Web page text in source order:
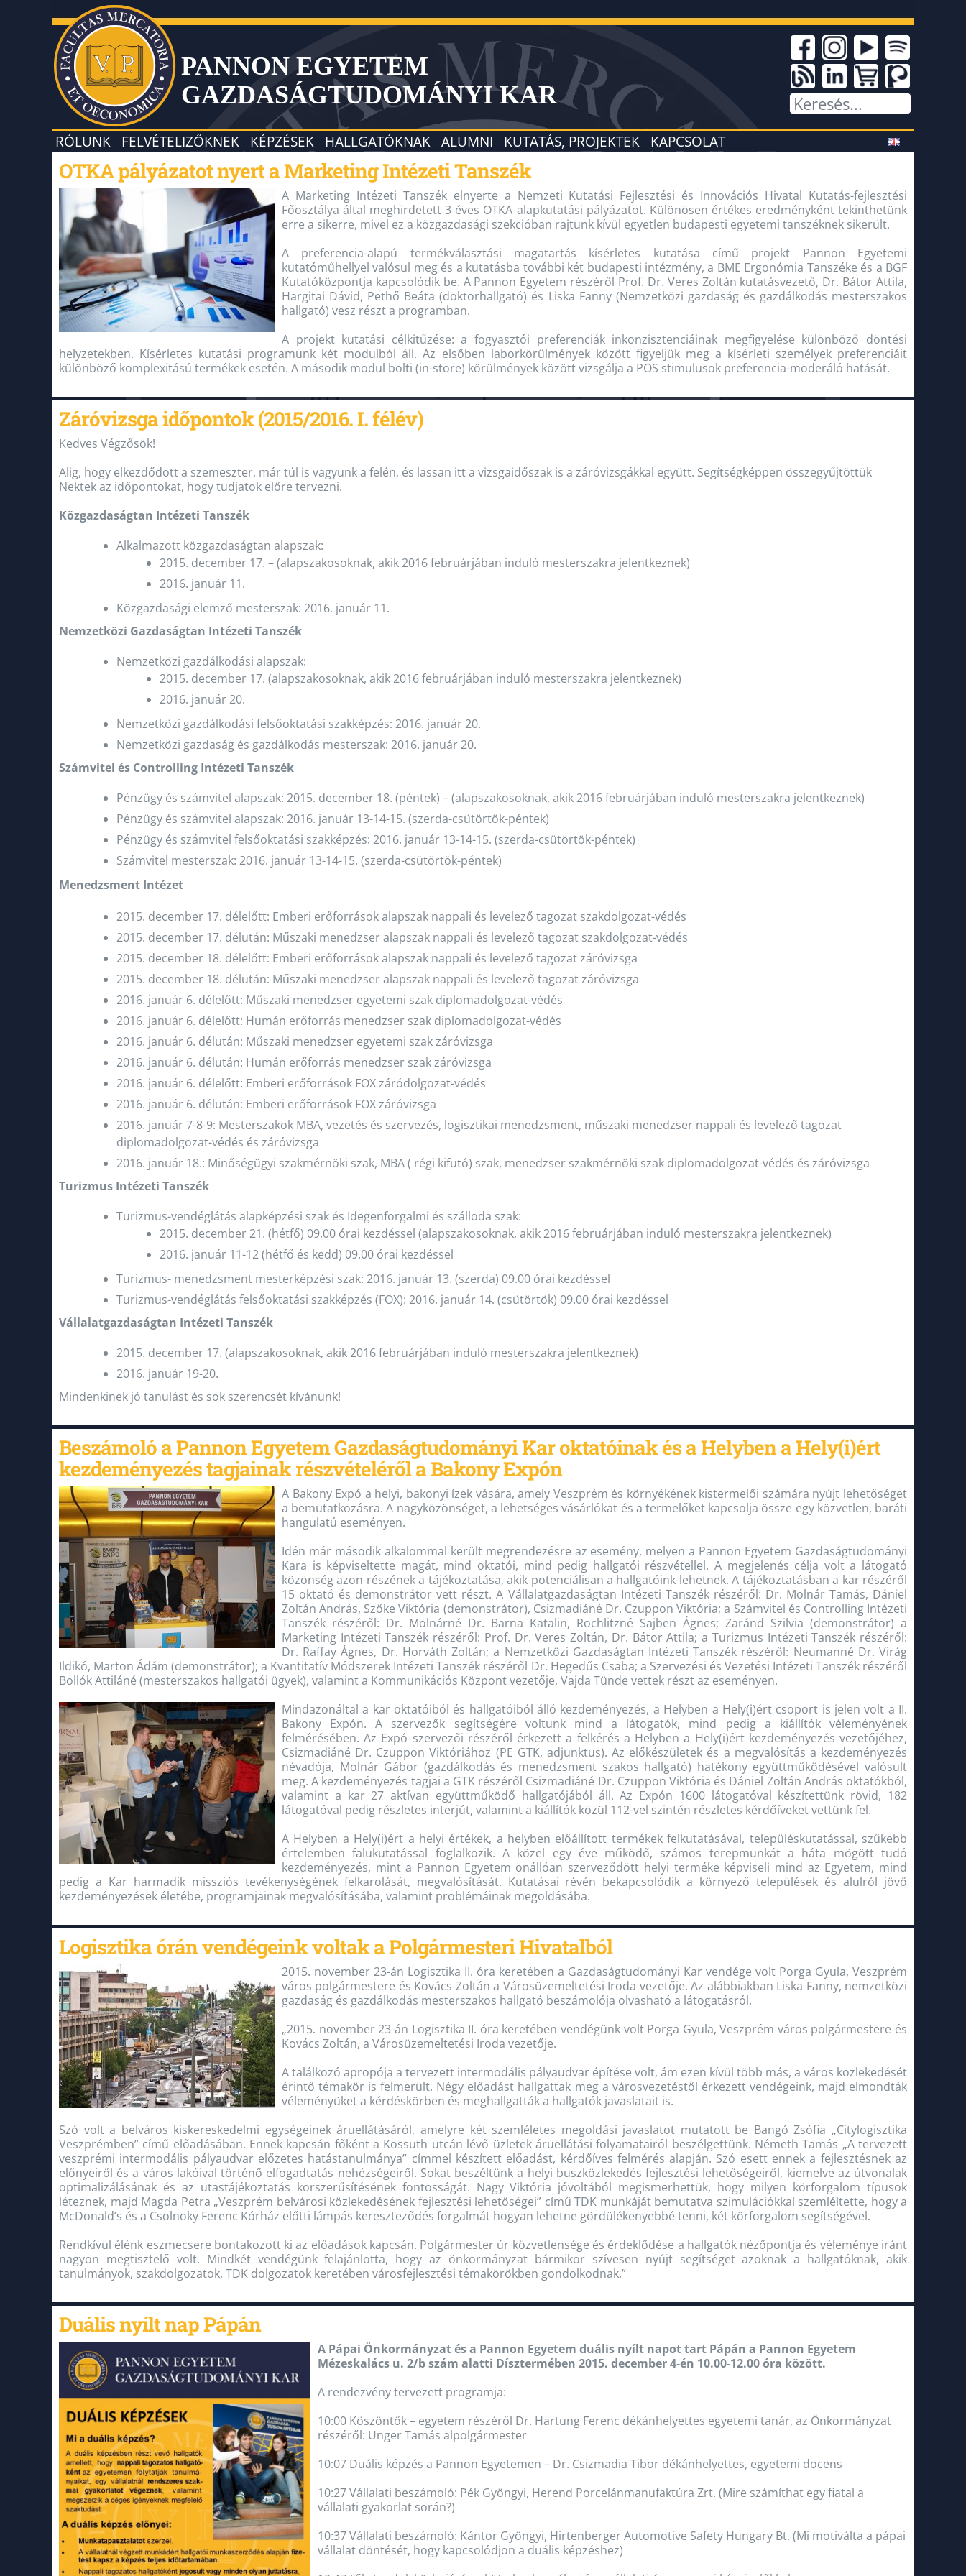
PANNON EGYETEM
GAZDASÁGTUDOMÁNYI KAR
RÓLUNK FELVÉTELIZŐKNEK KÉPZÉSEK HALLGATÓKNAK ALUMNI KUTATÁS, PROJEKTEK KAPCSOLAT
OTKA pályázatot nyert a Marketing Intézeti Tanszék
A Marketing Intézeti Tanszék elnyerte a Nemzeti Kutatási Fejlesztési és Innovációs Hivatal Kutatás-fejlesztési
Főosztálya által meghirdetett 3 éves OTKA alapkutatási pályázatot. Különösen értékes eredményként tekinthetünk
erre a sikerre, mivel ez a közgazdasági szekcióban rajtunk kívül egyetlen budapesti egyetemi tanszéknek sikerült.
A preferencia-alapú termékválasztási magatartás kísérletes kutatása című projekt Pannon Egyetemi
kutatóműhellyel valósul meg és a kutatásba további két budapesti intézmény, a BME Ergonómia Tanszéke és a BGF
Kutatóközpontja kapcsolódik be. A Pannon Egyetem részéről Prof. Dr. Veres Zoltán kutatásvezető, Dr. Bátor Attila,
Hargitai Dávid, Pethő Beáta (doktorhallgató) és Liska Fanny (Nemzetközi gazdaság és gazdálkodás mesterszakos
hallgató) vesz részt a programban.
A projekt kutatási célkitűzése: a fogyasztói preferenciák inkonzisztenciáinak megfigyelése különböző döntési
helyzetekben. Kísérletes kutatási programunk két modulból áll. Az elsőben laborkörülmények között figyeljük meg a kísérleti személyek preferenciáit
különböző komplexitású termékek esetén. A második modul bolti (in-store) körülmények között vizsgálja a POS stimulusok preferencia-moderáló hatását.
Záróvizsga időpontok (2015/2016. I. félév)
Kedves Végzősök!
Alig, hogy elkezdődött a szemeszter, már túl is vagyunk a felén, és lassan itt a vizsgaidőszak is a záróvizsgákkal együtt. Segítségképpen összegyűjtöttük
Nektek az időpontokat, hogy tudjatok előre tervezni.
Közgazdaságtan Intézeti Tanszék
Alkalmazott közgazdaságtan alapszak:
2015. december 17. – (alapszakosoknak, akik 2016 februárjában induló mesterszakra jelentkeznek)
2016. január 11.
Közgazdasági elemző mesterszak: 2016. január 11.
Nemzetközi Gazdaságtan Intézeti Tanszék
Nemzetközi gazdálkodási alapszak:
2015. december 17. (alapszakosoknak, akik 2016 februárjában induló mesterszakra jelentkeznek)
2016. január 20.
Nemzetközi gazdálkodási felsőoktatási szakképzés: 2016. január 20.
Nemzetközi gazdaság és gazdálkodás mesterszak: 2016. január 20.
Számvitel és Controlling Intézeti Tanszék
Pénzügy és számvitel alapszak: 2015. december 18. (péntek) – (alapszakosoknak, akik 2016 februárjában induló mesterszakra jelentkeznek)
Pénzügy és számvitel alapszak: 2016. január 13-14-15. (szerda-csütörtök-péntek)
Pénzügy és számvitel felsőoktatási szakképzés: 2016. január 13-14-15. (szerda-csütörtök-péntek)
Számvitel mesterszak: 2016. január 13-14-15. (szerda-csütörtök-péntek)
Menedzsment Intézet
2015. december 17. délelőtt: Emberi erőforrások alapszak nappali és levelező tagozat szakdolgozat-védés
2015. december 17. délután: Műszaki menedzser alapszak nappali és levelező tagozat szakdolgozat-védés
2015. december 18. délelőtt: Emberi erőforrások alapszak nappali és levelező tagozat záróvizsga
2015. december 18. délután: Műszaki menedzser alapszak nappali és levelező tagozat záróvizsga
2016. január 6. délelőtt: Műszaki menedzser egyetemi szak diplomadolgozat-védés
2016. január 6. délelőtt: Humán erőforrás menedzser szak diplomadolgozat-védés
2016. január 6. délután: Műszaki menedzser egyetemi szak záróvizsga
2016. január 6. délután: Humán erőforrás menedzser szak záróvizsga
2016. január 6. délelőtt: Emberi erőforrások FOX záródolgozat-védés
2016. január 6. délután: Emberi erőforrások FOX záróvizsga
2016. január 7-8-9: Mesterszakok MBA, vezetés és szervezés, logisztikai menedzsment, műszaki menedzser nappali és levelező tagozat
diplomadolgozat-védés és záróvizsga
2016. január 18.: Minőségügyi szakmérnöki szak, MBA ( régi kifutó) szak, menedzser szakmérnöki szak diplomadolgozat-védés és záróvizsga
Turizmus Intézeti Tanszék
Turizmus-vendéglátás alapképzési szak és Idegenforgalmi és szálloda szak:
2015. december 21. (hétfő) 09.00 órai kezdéssel (alapszakosoknak, akik 2016 februárjában induló mesterszakra jelentkeznek)
2016. január 11-12 (hétfő és kedd) 09.00 órai kezdéssel
Turizmus- menedzsment mesterképzési szak: 2016. január 13. (szerda) 09.00 órai kezdéssel
Turizmus-vendéglátás felsőoktatási szakképzés (FOX): 2016. január 14. (csütörtök) 09.00 órai kezdéssel
Vállalatgazdaságtan Intézeti Tanszék
2015. december 17. (alapszakosoknak, akik 2016 februárjában induló mesterszakra jelentkeznek)
2016. január 19-20.
Mindenkinek jó tanulást és sok szerencsét kívánunk!
Beszámoló a Pannon Egyetem Gazdaságtudományi Kar oktatóinak és a Helyben a Hely(i)ért
kezdeményezés tagjainak részvételéről a Bakony Expón
A Bakony Expó a helyi, bakonyi ízek vására, amely Veszprém és környékének kistermelői számára nyújt lehetőséget
a bemutatkozásra. A nagyközönséget, a lehetséges vásárlókat és a termelőket kapcsolja össze egy közvetlen, baráti
hangulatú eseményen.
Idén már második alkalommal került megrendezésre az esemény, melyen a Pannon Egyetem Gazdaságtudományi
Kara is képviseltette magát, mind oktatói, mind pedig hallgatói részvétellel. A megjelenés célja volt a látogató
közönség azon részének a tájékoztatása, akik potenciálisan a hallgatóink lehetnek. A tájékoztatásban a kar részéről
15 oktató és demonstrátor vett részt. A Vállalatgazdaságtan Intézeti Tanszék részéről: Dr. Molnár Tamás, Dániel
Zoltán András, Szőke Viktória (demonstrátor), Csizmadiáné Dr. Czuppon Viktória; a Számvitel és Controlling Intézeti
Tanszék részéről: Dr. Molnárné Dr. Barna Katalin, Rochlitzné Sajben Ágnes; Zaránd Szilvia (demonstrátor) a
Marketing Intézeti Tanszék részéről: Prof. Dr. Veres Zoltán, Dr. Bátor Attila; a Turizmus Intézeti Tanszék részéről:
Dr. Raffay Ágnes, Dr. Horváth Zoltán; a Nemzetközi Gazdaságtan Intézeti Tanszék részéről: Neumanné Dr. Virág
Ildikó, Marton Ádám (demonstrátor); a Kvantitatív Módszerek Intézeti Tanszék részéről Dr. Hegedűs Csaba; a Szervezési és Vezetési Intézeti Tanszék részéről
Bollók Attiláné (mesterszakos hallgatói ügyek), valamint a Kommunikációs Központ vezetője, Vajda Tünde vettek részt az eseményen.
Mindazonáltal a kar oktatóiból és hallgatóiból álló kezdeményezés, a Helyben a Hely(i)ért csoport is jelen volt a II.
Bakony Expón. A szervezők segítségére voltunk mind a látogatók, mind pedig a kiállítók véleményének
felmérésében. Az Expó szervezői részéről érkezett a felkérés a Helyben a Hely(i)ért kezdeményezés vezetőjéhez,
Csizmadiáné Dr. Czuppon Viktóriához (PE GTK, adjunktus). Az előkészületek és a megvalósítás a kezdeményezés
névadója, Molnár Gábor (gazdálkodás és menedzsment szakos hallgató) hatékony együttműködésével valósult
meg. A kezdeményezés tagjai a GTK részéről Csizmadiáné Dr. Czuppon Viktória és Dániel Zoltán András oktatókból,
valamint a kar 27 aktívan együttműködő hallgatójából áll. Az Expón 1600 látogatóval készítettünk rövid, 182
látogatóval pedig részletes interjút, valamint a kiállítók közül 112-vel szintén részletes kérdőíveket vettünk fel.
A Helyben a Hely(i)ért a helyi értékek, a helyben előállított termékek felkutatásával, településkutatással, szűkebb
értelemben falukutatással foglalkozik. A közel egy éve működő, számos terepmunkát a háta mögött tudó
kezdeményezés, mint a Pannon Egyetem önállóan szerveződött helyi terméke képviseli mind az Egyetem, mind
pedig a Kar harmadik missziós tevékenységének felkarolását, megvalósítását. Kutatásai révén bekapcsolódik a környező települések és alulról jövő
kezdeményezések életébe, programjainak megvalósításába, valamint problémáinak megoldásába.
Logisztika órán vendégeink voltak a Polgármesteri Hivatalból
2015. november 23-án Logisztika II. óra keretében a Gazdaságtudományi Kar vendége volt Porga Gyula, Veszprém
város polgármestere és Kovács Zoltán a Városüzemeltetési Iroda vezetője. Az alábbiakban Liska Fanny, nemzetközi
gazdaság és gazdálkodás mesterszakos hallgató beszámolója olvasható a látogatásról.
„2015. november 23-án Logisztika II. óra keretében vendégünk volt Porga Gyula, Veszprém város polgármestere és
Kovács Zoltán, a Városüzemeltetési Iroda vezetője.
A találkozó apropója a tervezett intermodális pályaudvar építése volt, ám ezen kívül több más, a város közlekedését
érintő témakör is felmerült. Négy előadást hallgattak meg a városvezetéstől érkezett vendégeink, majd elmondták
véleményüket a kérdéskörben és meghallgatták a hallgatók javaslatait is.
Szó volt a belváros kiskereskedelmi egységeinek áruellátásáról, amelyre két szemléletes megoldási javaslatot mutatott be Bangó Zsófia „Citylogisztika
Veszprémben” című előadásában. Ennek kapcsán főként a Kossuth utcán lévő üzletek áruellátási folyamatairól beszélgettünk. Németh Tamás „A tervezett
veszprémi intermodális pályaudvar előzetes hatástanulmánya” címmel készített előadást, kérdőíves felmérés alapján. Szó esett ennek a fejlesztésnek az
előnyeiről és a város lakóival történő elfogadtatás nehézségeiről. Sokat beszéltünk a helyi buszközlekedés fejlesztési lehetőségeiről, kiemelve az útvonalak
optimalizálásának és az utastájékoztatás korszerűsítésének fontosságát. Nagy Viktória jóvoltából megismerhettük, hogy milyen körforgalom típusok
léteznek, majd Magda Petra „Veszprém belvárosi közlekedésének fejlesztési lehetőségei” című TDK munkáját bemutatva szimulációkkal szemléltette, hogy a
McDonald’s és a Csolnoky Ferenc Kórház előtti lámpás kereszteződés forgalmát hogyan lehetne gördülékenyebbé tenni, két körforgalom segítségével.
Rendkívül élénk eszmecsere bontakozott ki az előadások kapcsán. Polgármester úr közvetlensége és érdeklődése a hallgatók nézőpontja és véleménye iránt
nagyon megtisztelő volt. Mindkét vendégünk felajánlotta, hogy az önkormányzat bármikor szívesen nyújt segítséget azoknak a hallgatóknak, akik
tanulmányok, szakdolgozatok, TDK dolgozatok keretében városfejlesztési témakörökben gondolkodnak.”
Duális nyílt nap Pápán
A Pápai Önkormányzat és a Pannon Egyetem duális nyílt napot tart Pápán a Pannon Egyetem
Mézeskalács u. 2/b szám alatti Dísztermében 2015. december 4-én 10.00-12.00 óra között.
A rendezvény tervezett programja:
10:00 Köszöntők – egyetem részéről Dr. Hartung Ferenc dékánhelyettes egyetemi tanár, az Önkormányzat
részéről: Unger Tamás alpolgármester
10:07 Duális képzés a Pannon Egyetemen – Dr. Csizmadia Tibor dékánhelyettes, egyetemi docens
10:27 Vállalati beszámoló: Pék Gyöngyi, Herend Porcelánmanufaktúra Zrt. (Mire számíthat egy fiatal a
vállalati gyakorlat során?)
10:37 Vállalati beszámoló: Kántor Gyöngyi, Hirtenberger Automotive Safety Hungary Bt. (Mi motiválta a pápai
vállalat döntését, hogy kapcsolódjon a duális képzéshez)